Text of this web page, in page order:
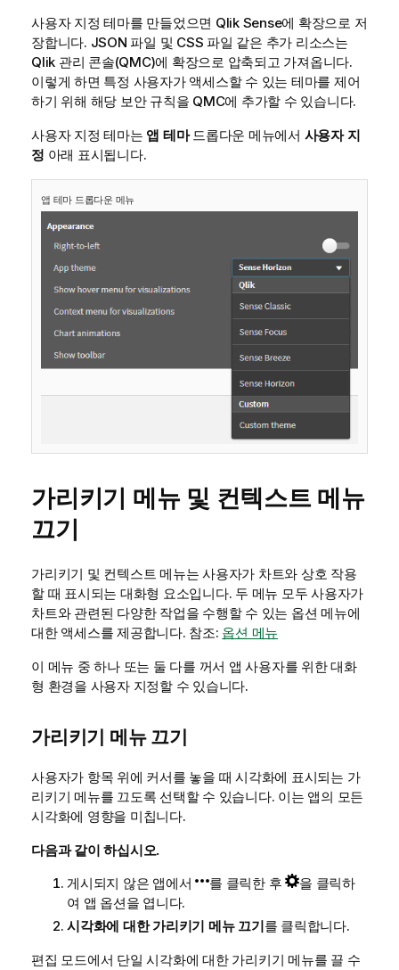
사용자 지정 테마를 만들었으면 Qlik Sense에 확장으로 저
장합니다. JSON 파일 및 CSS 파일 같은 추가 리소스는
Qlik 관리 콘솔(QMC)에 확장으로 압축되고 가져옵니다.
이렇게 하면 특정 사용자가 액세스할 수 있는 테마를 제어
하기 위해 해당 보안 규칙을 QMC에 추가할 수 있습니다.
사용자 지정 테마는 앱 테마드롭다운 메뉴에서 사용자 지
정 아래 표시됩니다.
앱 테마 드롭다운 메뉴
가리키기 메뉴 및 컨텍스트 메뉴
끄기
가리키기 및 컨텍스트 메뉴는 사용자가 차트와 상호 작용
할 때 표시되는 대화형 요소입니다. 두 메뉴 모두 사용자가
차트와 관련된 다양한 작업을 수행할 수 있는 옵션 메뉴에
대한 액세스를 제공합니다. 참조: 옵션 메뉴
이 메뉴 중 하나 또는 둘 다를 꺼서 앱 사용자를 위한 대화
형 환경을 사용자 지정할 수 있습니다.
가리키기 메뉴 끄기
사용자가 항목 위에 커서를 놓을 때 시각화에 표시되는 가
리키기 메뉴를 끄도록 선택할 수 있습니다. 이는 앱의 모든
시각화에 영향을 미칩니다.
다음과 같이 하십시오.
게시되지 않은 앱에서
를 클릭한 후
을 클릭하
여 앱 옵션을 엽니다.
시각화에 대한 가리키기 메뉴 끄기를 클릭합니다.
편집 모드에서 단일 시각화에 대한 가리키기 메뉴를 끌 수